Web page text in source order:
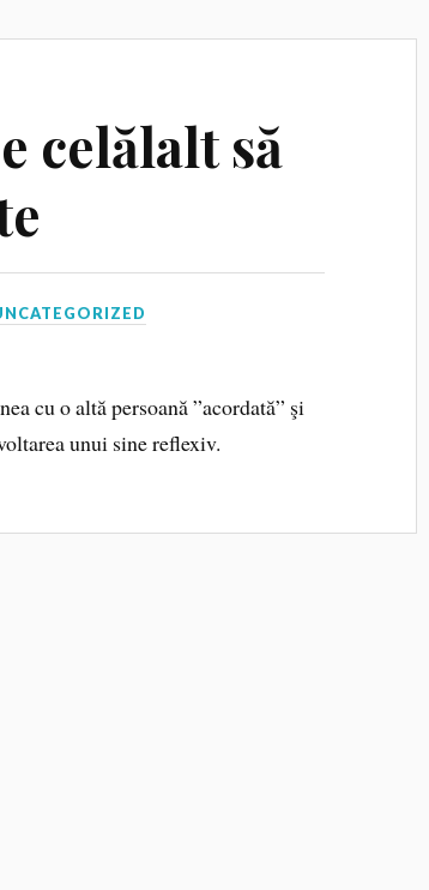
celălalt să
cu o altă persoană ”acordată” şi
unui sine reflexiv.